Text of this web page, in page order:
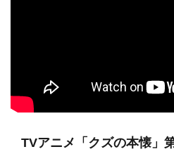
TVアニメ「クズの本懐」